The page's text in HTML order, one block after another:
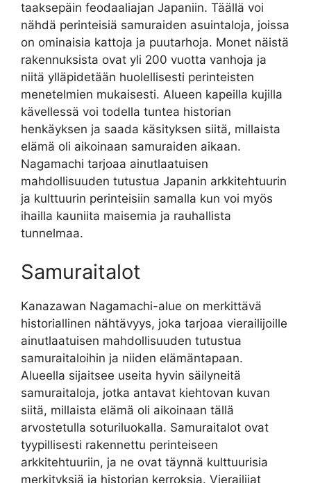
taaksepäin feodaaliajan Japaniin. Täällä voi
nähdä perinteisiä samuraiden asuintaloja, joissa
on ominaisia kattoja ja puutarhoja. Monet näistä
rakennuksista ovat yli 200 vuotta vanhoja ja
niitä ylläpidetään huolellisesti perinteisten
menetelmien mukaisesti. Alueen kapeilla kujilla
kävellessä voi todella tuntea historian
henkäyksen ja saada käsityksen siitä, millaista
elämä oli aikoinaan samuraiden aikaan.
Nagamachi tarjoaa ainutlaatuisen
mahdollisuuden tutustua Japanin arkkitehtuurin
ja kulttuurin perinteisiin samalla kun voi myös
ihailla kauniita maisemia ja rauhallista
tunnelmaa.
Samuraitalot
Kanazawan Nagamachi-alue on merkittävä
historiallinen nähtävyys, joka tarjoaa vierailijoille
ainutlaatuisen mahdollisuuden tutustua
samuraitaloihin ja niiden elämäntapaan.
Alueella sijaitsee useita hyvin säilyneitä
samuraitaloja, jotka antavat kiehtovan kuvan
siitä, millaista elämä oli aikoinaan tällä
arvostetulla soturiluokalla. Samuraitalot ovat
tyypillisesti rakennettu perinteiseen
arkkitehtuuriin, ja ne ovat täynnä kulttuurisia
merkityksiä ja historian kerroksia. Vierailijat